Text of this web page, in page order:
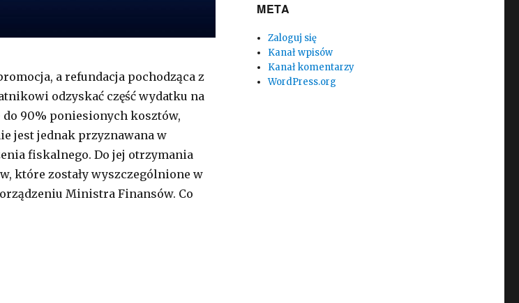
a refundacja pochodząca z
odzyskać część wydatku na
90% poniesionych kosztów,
jest jednak przyznawana w
fiskalnego. Do jej otrzymania
które zostały wyszczególnione w
Ministra Finansów. Co
META
Zaloguj się
Kanał wpisów
Kanał komentarzy
WordPress.org